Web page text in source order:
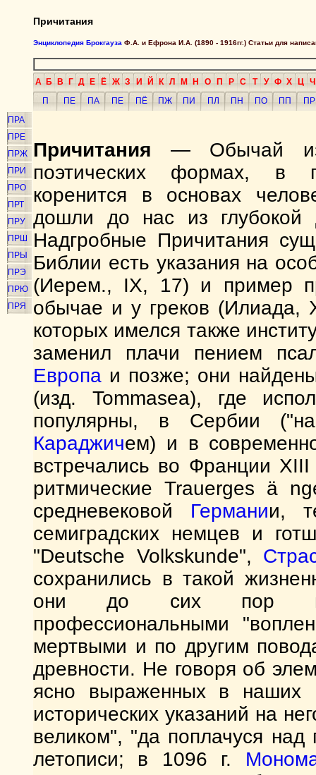
Причитания
Энциклопедия Брокгауза Ф.А. и Ефрона И.А. (1890 - 1916гг.) Статьи для
А Б В Г Д Е Ё Ж З И Й К Л М Н О П Р С Т У Ф Х Ц Ч
П
ПЕ ПА ПЕ ПЁ ПЖ ПИ ПЛ ПН ПО ПП
ПР
ПРА
ПРЕ
ПРЖ
ПРИ
ПРО
ПРТ
ПРУ
ПРШ
ПРЫ
ПРЭ
ПРЮ
ПРЯ
Причитания — Обычай
поэтических формах, в
коренится в основах
дошли до нас из глубокой
Надгробные Причитания
Библии есть указания на
(Иерем., IX, 17) и пример
обычае и у греков (Илиада,
которых имелся также
заменил плачи пением
Европа и позже; они
(изд. Tommasea), где
популярны, в Сербии
Караджичем) и в
встречались во Франции
ритмические Trauerges ä
средневековой Германии,
семиградских немцев и
"Deutsche Volkskunde",
сохранились в такой
они до сих пор
профессиональными
мертвыми и по другим
древности. Не говоря об
ясно выраженных в
исторических указаний на
великом", "да поплачуся
летописи; в 1096 г.